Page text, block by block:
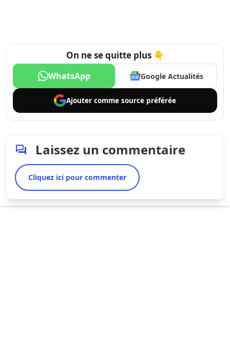
On ne se quitte plus 👇
WhatsApp Google Actualités
Ajouter comme source préférée
Laissez un commentaire
Cliquez ici pour commenter